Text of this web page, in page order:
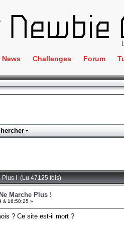
News Challenges
Crackme
ClientSide
Forensics
Programmation
Stéganographie
Wargame
Forum
Plus ! (Lu 47125 fois)
Marche Plus !
à 16:50:25 »
? Ce site est-il mort ?